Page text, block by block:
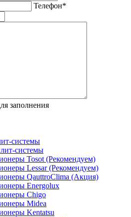
Телефон*
заполнения
системы
системы
Tosot (Рекомендуем)
Lessar (Рекомендуем)
QauttroClima (Акция)
Energolux
Chigo
Midea
Kentatsu